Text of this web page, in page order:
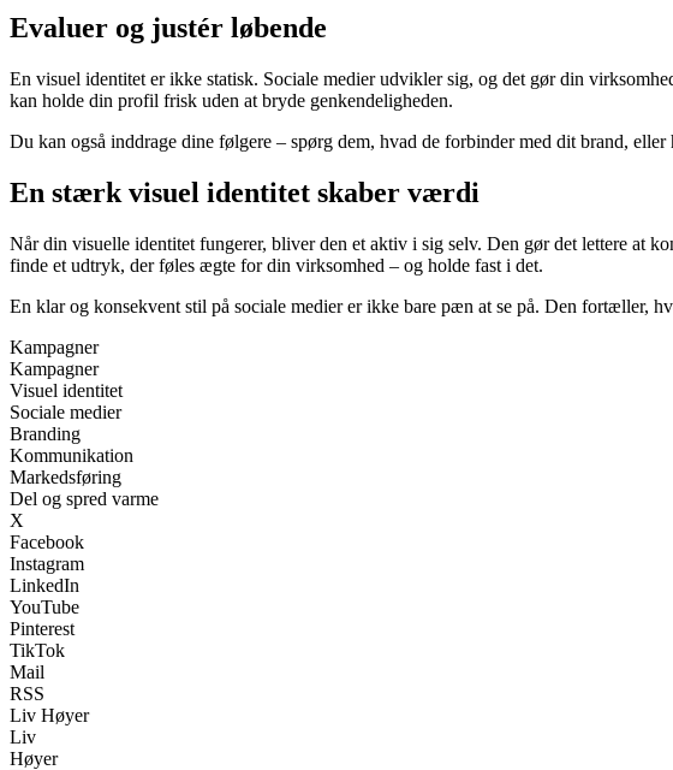
Evaluer og justér løbende
En visuel identitet er ikke statisk. Sociale medier udvikler sig, og det gør din
kan holde din profil frisk uden at bryde genkendeligheden.
Du kan også inddrage dine følgere – spørg dem, hvad de forbinder med dit brand,
En stærk visuel identitet skaber værdi
Når din visuelle identitet fungerer, bliver den et aktiv i sig selv. Den gør det lettere at
finde et udtryk, der føles ægte for din virksomhed – og holde fast i det.
En klar og konsekvent stil på sociale medier er ikke bare pæn at se på. Den fortæller,
Kampagner
Kampagner
Visuel identitet
Sociale medier
Branding
Kommunikation
Markedsføring
Del og spred varme
X
Facebook
Instagram
LinkedIn
YouTube
Pinterest
TikTok
Mail
RSS
Liv Høyer
Liv
Høyer